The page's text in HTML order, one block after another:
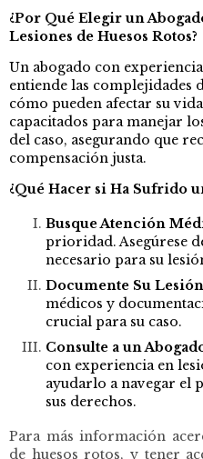
¿Por Qué Elegir un
Lesiones de Huesos Rotos?
Un abogado con
entiende las complejidades
cómo pueden afectar su
capacitados para manejar
del caso, asegurando que
compensación justa.
¿Qué Hacer si Ha Sufrido
Busque Atención
prioridad. Asegúrese
necesario para su
Documente Su Lesión
médicos y
crucial para su caso.
Consulte a un
con experiencia en
ayudarlo a navegar el
sus derechos.
Para más información
de huesos rotos, y tener